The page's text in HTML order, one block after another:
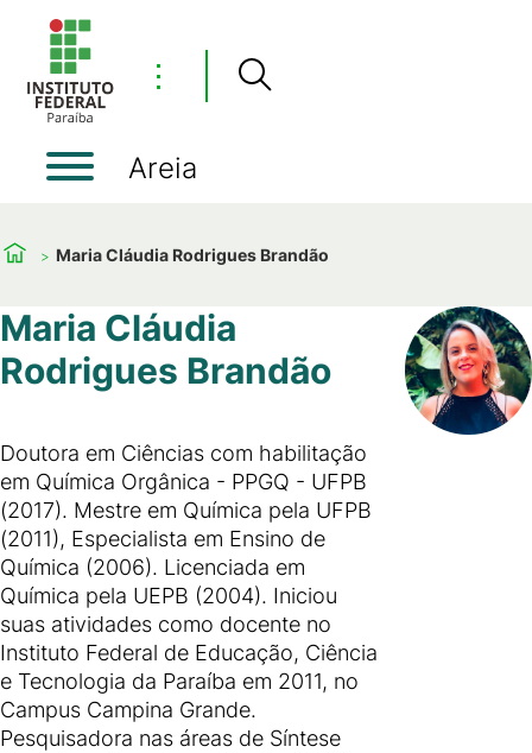
⋮
Areia
Maria Cláudia Rodrigues Brandão
Maria Cláudia
Rodrigues Brandão
Doutora em Ciências com habilitação
em Química Orgânica - PPGQ - UFPB
(2017). Mestre em Química pela UFPB
(2011), Especialista em Ensino de
Química (2006). Licenciada em
Química pela UEPB (2004). Iniciou
suas atividades como docente no
Instituto Federal de Educação, Ciência
e Tecnologia da Paraíba em 2011, no
Campus Campina Grande.
Pesquisadora nas áreas de Síntese